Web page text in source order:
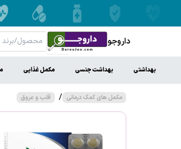
داروجو
بهداشتی بهداشت جنسی مکمل غذایی
مکمل های کمک درمانی / قلب و عروق